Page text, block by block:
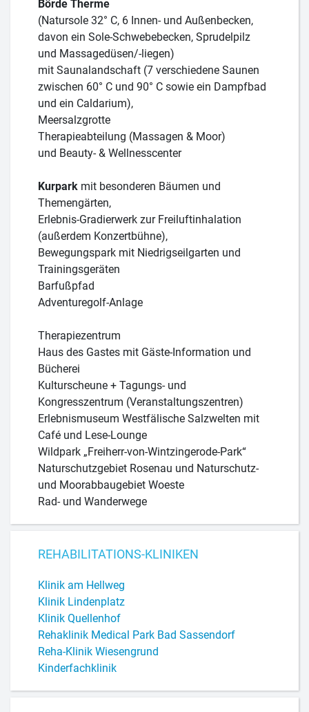
Börde Therme
(Natursole 32° C, 6 Innen- und Außenbecken,
davon ein Sole-Schwebebecken, Sprudelpilz
und Massagedüsen/-liegen)
mit Saunalandschaft (7 verschiedene Saunen
zwischen 60° C und 90° C sowie ein Dampfbad
und ein Caldarium),
Meersalzgrotte
Therapieabteilung (Massagen & Moor)
und Beauty- & Wellnesscenter
Kurpark mit besonderen Bäumen und
Themengärten,
Erlebnis-Gradierwerk zur Freiluftinhalation
(außerdem Konzertbühne),
Bewegungspark mit Niedrigseilgarten und
Trainingsgeräten
Barfußpfad
Adventuregolf-Anlage
Therapiezentrum
Haus des Gastes mit Gäste-Information und
Bücherei
Kulturscheune + Tagungs- und
Kongresszentrum (Veranstaltungszentren)
Erlebnismuseum Westfälische Salzwelten mit
Café und Lese-Lounge
Wildpark „Freiherr-von-Wintzingerode-Park“
Naturschutzgebiet Rosenau und Naturschutz-
und Moorabbaugebiet Woeste
Rad- und Wanderwege
REHABILITATIONS-KLINIKEN
Klinik am Hellweg
Klinik Lindenplatz
Klinik Quellenhof
Rehaklinik Medical Park Bad Sassendorf
Reha-Klinik Wiesengrund
Kinderfachklinik